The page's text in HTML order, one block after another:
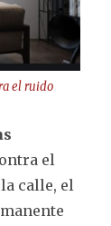
el ruido
el
calle, el